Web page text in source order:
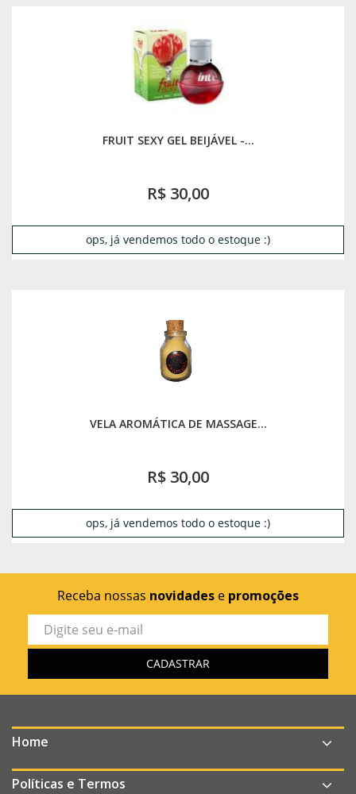
FRUIT SEXY GEL BEIJÁVEL -...
R$ 30,00
ops, já vendemos todo o estoque :)
VELA AROMÁTICA DE MASSAGE...
R$ 30,00
ops, já vendemos todo o estoque :)
Receba nossas novidades e promoções
Home
Políticas e Termos